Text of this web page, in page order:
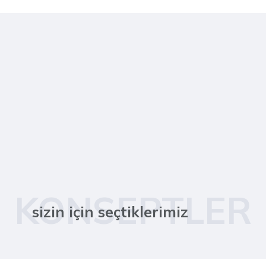
KONSEPTLER
sizin için seçtiklerimiz